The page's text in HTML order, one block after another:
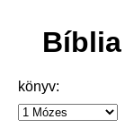
könyv: